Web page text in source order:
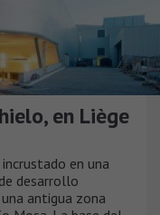
en Liège
en una
desarrollo
antigua zona